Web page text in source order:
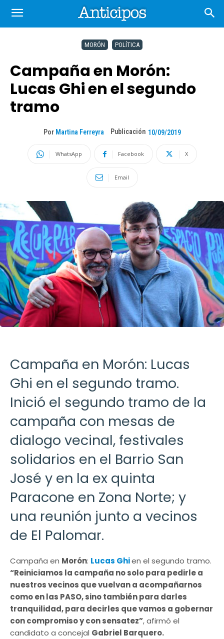
MORÓN POLÍTICA
Campaña en Morón:
Lucas Ghi en el segundo
tramo
Por Martina Ferreyra Publicación 10/09/2019
WhatsApp Facebook X
Email
Campaña en Morón: Lucas
Ghi en el segundo tramo.
Inició el segundo tramo de la
campaña con mesas de
dialogo vecinal, festivales
solidarios en el Barrio San
José y en la ex quinta
Paracone en Zona Norte; y
una reunión junto a vecinos
de El Palomar.
Campaña en Morón: Lucas Ghien el segundo tramo.
“Reiniciamos la campaña no solo para pedirle a
nuestros vecinos que vuelvan a acompañarnos
como en las PASO, sino también para darles
tranquilidad, para decirles que vamos a gobernar
con compromiso y con sensatez”, afirmó el
candidato a concejal Gabriel Barquero.